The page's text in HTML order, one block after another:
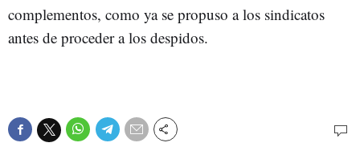
complementos, como ya se propuso a los sindicatos
antes de proceder a los despidos.